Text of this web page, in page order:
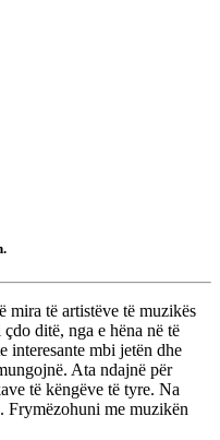
mira të artistëve të muzikës
ditë, nga e hëna në të
interesante mbi jetën dhe
Ata ndajnë për
të këngëve të tyre. Na
me muzikën